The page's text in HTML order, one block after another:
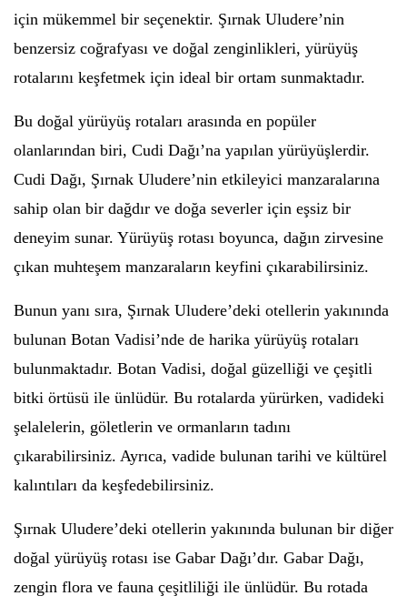
için mükemmel bir seçenektir. Şırnak Uludere’nin
benzersiz coğrafyası ve doğal zenginlikleri, yürüyüş
rotalarını keşfetmek için ideal bir ortam sunmaktadır.
Bu doğal yürüyüş rotaları arasında en popüler
olanlarından biri, Cudi Dağı’na yapılan yürüyüşlerdir.
Cudi Dağı, Şırnak Uludere’nin etkileyici manzaralarına
sahip olan bir dağdır ve doğa severler için eşsiz bir
deneyim sunar. Yürüyüş rotası boyunca, dağın zirvesine
çıkan muhteşem manzaraların keyfini çıkarabilirsiniz.
Bunun yanı sıra, Şırnak Uludere’deki otellerin yakınında
bulunan Botan Vadisi’nde de harika yürüyüş rotaları
bulunmaktadır. Botan Vadisi, doğal güzelliği ve çeşitli
bitki örtüsü ile ünlüdür. Bu rotalarda yürürken, vadideki
şelalelerin, göletlerin ve ormanların tadını
çıkarabilirsiniz. Ayrıca, vadide bulunan tarihi ve kültürel
kalıntıları da keşfedebilirsiniz.
Şırnak Uludere’deki otellerin yakınında bulunan bir diğer
doğal yürüyüş rotası ise Gabar Dağı’dır. Gabar Dağı,
zengin flora ve fauna çeşitliliği ile ünlüdür. Bu rotada